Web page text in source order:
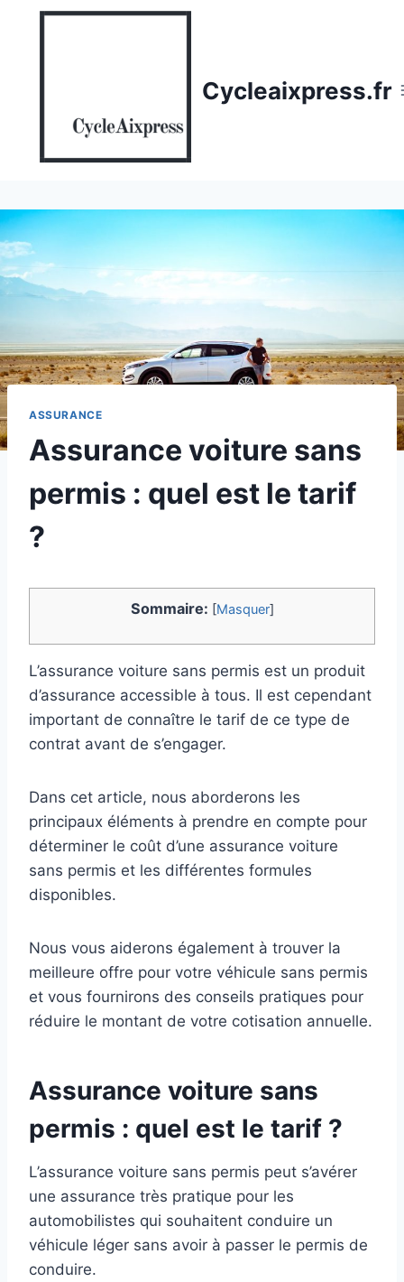
Cycleaixpress.fr
ASSURANCE
Assurance voiture sans
permis : quel est le tarif
?
Sommaire: [Masquer]
L’assurance voiture sans permis est un produit
d’assurance accessible à tous. Il est cependant
important de connaître le tarif de ce type de
contrat avant de s’engager.
Dans cet article, nous aborderons les
principaux éléments à prendre en compte pour
déterminer le coût d’une assurance voiture
sans permis et les différentes formules
disponibles.
Nous vous aiderons également à trouver la
meilleure offre pour votre véhicule sans permis
et vous fournirons des conseils pratiques pour
réduire le montant de votre cotisation annuelle.
Assurance voiture sans
permis : quel est le tarif ?
L’assurance voiture sans permis peut s’avérer
une assurance très pratique pour les
automobilistes qui souhaitent conduire un
véhicule léger sans avoir à passer le permis de
conduire.